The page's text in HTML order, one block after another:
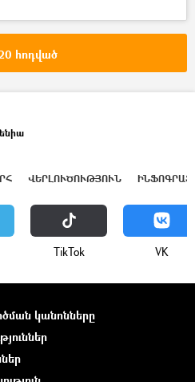
Կրթության, գիտության, մշակույթի և սպորտի նախարարություն (ԿԳՄՍ)
հոդված
ՎԵՐԼՈՒԾՈՒԹՅՈՒՆ
ТikТоk VK
կանոնները